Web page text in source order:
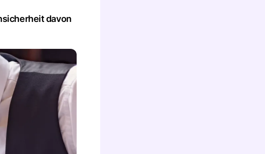
davon